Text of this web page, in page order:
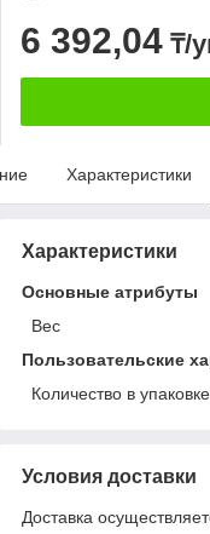
6 392,04 ₸/
Характеристики
Характеристики
Основные атрибуты
Вес
Пользовательские
Количество в упаковке
Условия доставки
Доставка